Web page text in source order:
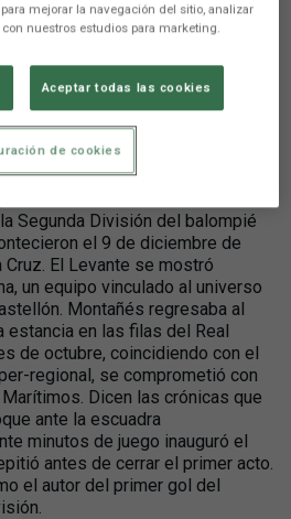
gol del Levante en
Segunda División del balompié
el 9 de diciembre de
El Levante se mostró
un equipo vinculado al universo
Montañés regresaba al
estancia en las filas del Real
de octubre, coincidiendo con el
regional, se comprometió con
Dicen las crónicas que
ante la escuadra
minutos de juego inauguró el
antes de cerrar el primer acto.
el autor del primer gol del
mejorar la navegación del sitio, analizar
nuestros estudios para marketing.
Aceptar todas las cookies
de cookies